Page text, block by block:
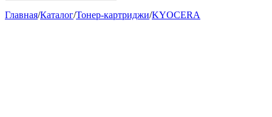
Главная/Каталог/Тонер-картриджи/KYOCERA